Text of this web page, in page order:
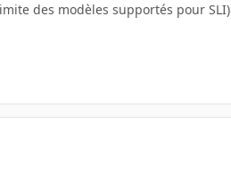
des modèles supportés pour SLI)